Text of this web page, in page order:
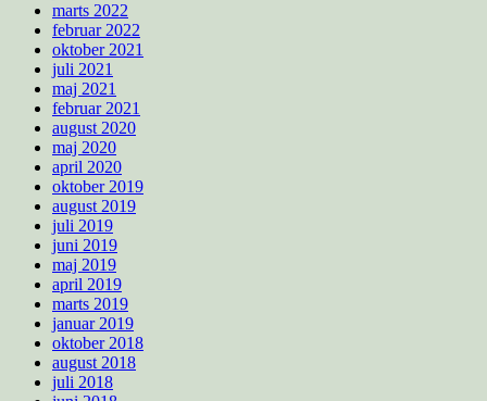
marts 2022
februar 2022
oktober 2021
juli 2021
maj 2021
februar 2021
august 2020
maj 2020
april 2020
oktober 2019
august 2019
juli 2019
juni 2019
maj 2019
april 2019
marts 2019
januar 2019
oktober 2018
august 2018
juli 2018